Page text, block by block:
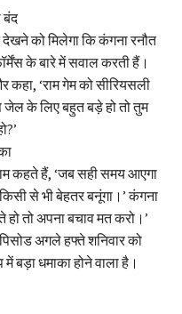
बंद
को मिलेगा कि कंगना रनौत
के बारे में सवाल करती हैं।
कहा, ‘राम गेम को सीरियसली
के लिए बहुत बड़े हो तो तुम
कहते हैं, ‘जब सही समय आएगा
से भी बेहतर बनूंगा।’ कंगना
हो तो अपना बचाव मत करो।’
अगले हफ्ते शनिवार को
बड़ा धमाका होने वाला है।